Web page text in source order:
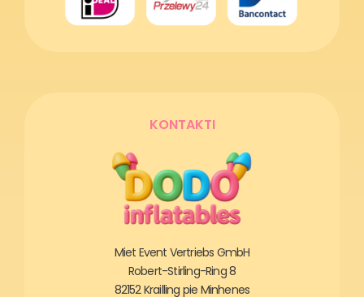
KONTAKTI
Miet Event Vertriebs GmbH
Robert-Stirling-Ring 8
82152 Krailling pie Minhenes